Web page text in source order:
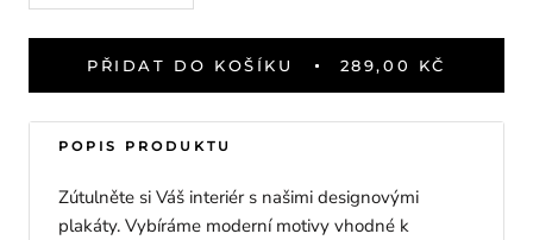
PŘIDAT DO KOŠÍKU 289,00 KČ
POPIS PRODUKTU
Zútulněte si Váš interiér s našimi designovými
plakáty. Vybíráme moderní motivy vhodné k